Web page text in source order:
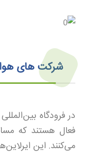
شرکت‌ های
فعال هستند که
می‌کنند. این